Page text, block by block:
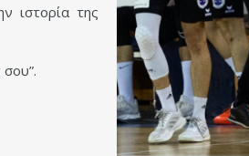
ιστορία της